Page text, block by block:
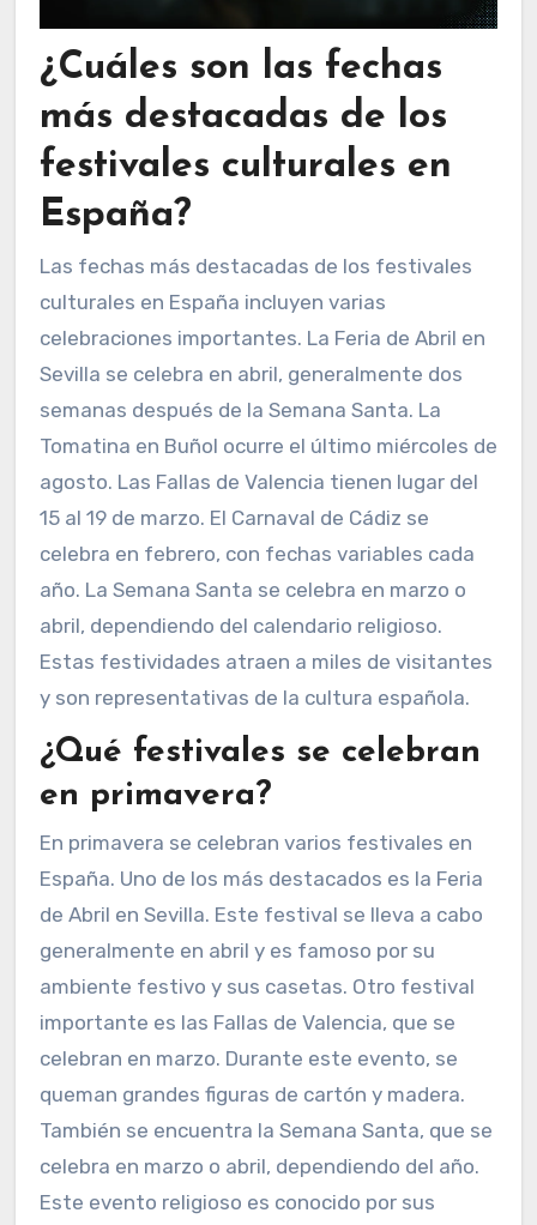
¿Cuáles son las fechas
más destacadas de los
festivales culturales en
España?
Las fechas más destacadas de los festivales
culturales en España incluyen varias
celebraciones importantes. La Feria de Abril en
Sevilla se celebra en abril, generalmente dos
semanas después de la Semana Santa. La
Tomatina en Buñol ocurre el último miércoles de
agosto. Las Fallas de Valencia tienen lugar del
15 al 19 de marzo. El Carnaval de Cádiz se
celebra en febrero, con fechas variables cada
año. La Semana Santa se celebra en marzo o
abril, dependiendo del calendario religioso.
Estas festividades atraen a miles de visitantes
y son representativas de la cultura española.
¿Qué festivales se celebran
en primavera?
En primavera se celebran varios festivales en
España. Uno de los más destacados es la Feria
de Abril en Sevilla. Este festival se lleva a cabo
generalmente en abril y es famoso por su
ambiente festivo y sus casetas. Otro festival
importante es las Fallas de Valencia, que se
celebran en marzo. Durante este evento, se
queman grandes figuras de cartón y madera.
También se encuentra la Semana Santa, que se
celebra en marzo o abril, dependiendo del año.
Este evento religioso es conocido por sus